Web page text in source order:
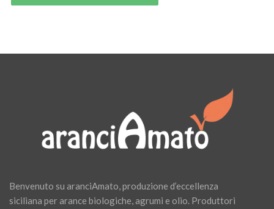
Benvenuto su aranciAmato, produzione d’eccellenza
siciliana per arance biologiche, agrumi e olio. Produttori